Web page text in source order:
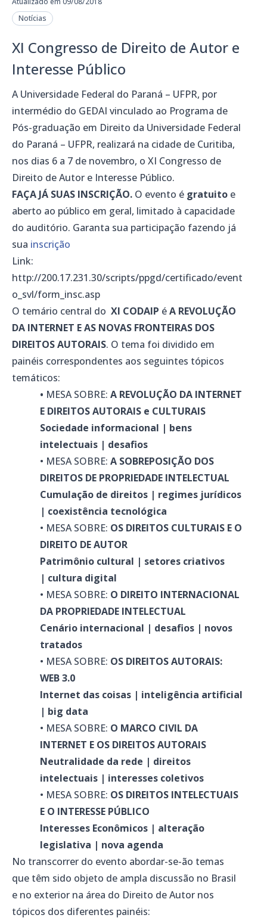
Notícias
XI Congresso de Direito de Autor e
Interesse Público
A Universidade Federal do Paraná – UFPR, por
intermédio do GEDAI vinculado ao Programa de
Pós-graduação em Direito da Universidade Federal
do Paraná – UFPR, realizará na cidade de Curitiba,
nos dias 6 a 7 de novembro, o XI Congresso de
Direito de Autor e Interesse Público.
FAÇA JÁ SUAS INSCRIÇÃO. O evento é gratuito e
aberto ao público em geral, limitado à capacidade
do auditório. Garanta sua participação fazendo já
sua inscrição
Link:
http://200.17.231.30/scripts/ppgd/certificado/event
o_svl/form_insc.asp
O temário central do XI CODAIP éA REVOLUÇÃO
DA INTERNET E AS NOVAS FRONTEIRAS DOS
DIREITOS AUTORAIS. O tema foi dividido em
painéis correspondentes aos seguintes tópicos
temáticos:
• MESA SOBRE: A REVOLUÇÃO DA INTERNET
E DIREITOS AUTORAIS e CULTURAIS
Sociedade informacional | bens
intelectuais | desafios
• MESA SOBRE:A SOBREPOSIÇÃO DOS
DIREITOS DE PROPRIEDADE INTELECTUAL
Cumulação de direitos | regimes jurídicos
| coexistência tecnológica
• MESA SOBRE: OS DIREITOS CULTURAIS E O
DIREITO DE AUTOR
Patrimônio cultural | setores criativos
| cultura digital
• MESA SOBRE: O DIREITO INTERNACIONAL
DA PROPRIEDADE INTELECTUAL
Cenário internacional | desafios | novos
tratados
• MESA SOBRE: OS DIREITOS AUTORAIS:
WEB 3.0
Internet das coisas | inteligência artificial
| big data
• MESA SOBRE: O MARCO CIVIL DA
INTERNET E OS DIREITOS AUTORAIS
Neutralidade da rede | direitos
intelectuais | interesses coletivos
• MESA SOBRE: OS DIREITOS INTELECTUAIS
E O INTERESSE PÚBLICO
Interesses Econômicos | alteração
legislativa | nova agenda
No transcorrer do evento abordar-se-ão temas
que têm sido objeto de ampla discussão no Brasil
e no exterior na área do Direito de Autor nos
tópicos dos diferentes painéis: